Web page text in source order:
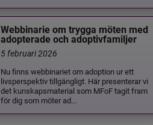
Webbinarie om trygga möten med
adopterade och adoptivfamiljer
5 februari 2026
Nu finns webbinariet om adoption ur ett
livsperspektiv tillgängligt. Här presenterar vi
det kunskapsmaterial som MFoF tagit fram
för dig som möter ad...